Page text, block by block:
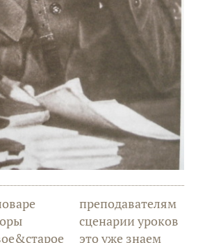
преподавателям
сценарии уроков
это уже знаем